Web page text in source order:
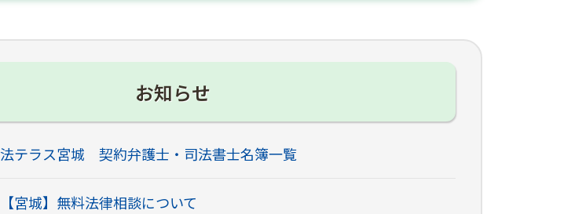
お知らせ
法テラス宮城 契約弁護士・司法書士名簿一覧
【宮城】無料法律相談について